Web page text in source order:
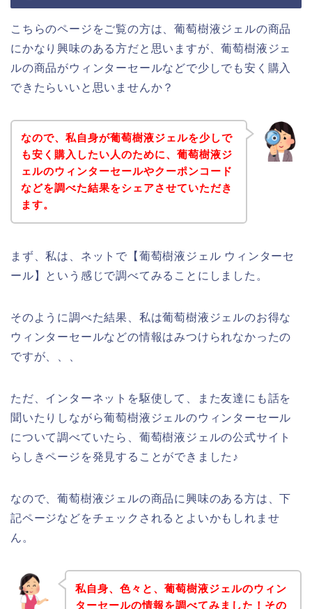
こちらのページをご覧の方は、葡萄樹液ジェルの商品
にかなり興味のある方だと思いますが、葡萄樹液ジェ
ルの商品がウィンターセールなどで少しでも安く購入
できたらいいと思いませんか？
なので、私自身が葡萄樹液ジェルを少しで
も安く購入したい人のために、葡萄樹液ジ
ェルのウィンターセールやクーポンコード
などを調べた結果をシェアさせていただき
ます。
まず、私は、ネットで【葡萄樹液ジェル ウィンターセ
ール】という感じで調べてみることにしました。
そのように調べた結果、私は葡萄樹液ジェルのお得な
ウィンターセールなどの情報はみつけられなかったの
ですが、、、
ただ、インターネットを駆使して、また友達にも話を
聞いたりしながら葡萄樹液ジェルのウィンターセール
について調べていたら、葡萄樹液ジェルの公式サイト
らしきページを発見することができました♪
なので、葡萄樹液ジェルの商品に興味のある方は、下
記ページなどをチェックされるとよいかもしれませ
ん。
私自身、色々と、葡萄樹液ジェルのウィン
ターセールの情報を調べてみました！その